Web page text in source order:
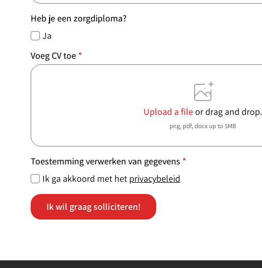
Heb je een zorgdiploma?
Ja
Voeg CV toe *
Upload a fileor drag and drop.
png, pdf, docx up to 5MB
Toestemming verwerken van gegevens *
Ik ga akkoord met het privacybeleid
Ik wil graag solliciteren!